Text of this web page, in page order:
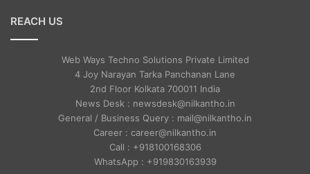
REACH US
Web Ways Techno Solutions Private Limited
4 Joy Narayan Tarka Panchanan Lane
2nd Floor Kolkata 700011 India
News Desk : newsdesk@nilkantho.in
General / Business Query : mail@nilkantho.in
Career : career@nilkantho.in
Call : +918100168306
WhatsApp : +919830163939